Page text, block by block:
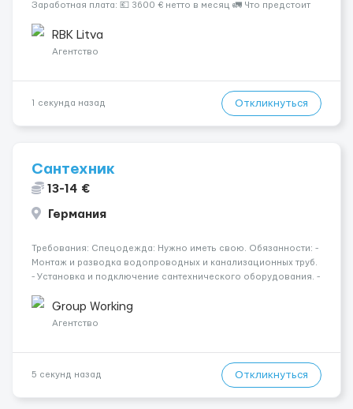
Заработная плата: 💶 3600 € нетто в месяц 🚛 Что предстоит
рефрижераторах. В среднем 400–500 км в день. Погрузки и
разгрузки ...
RBK Litva
Агентство
1 секунда назад Откликнуться
Сантехник
13-14 €
Германия
Требования: Спецодежда: Нужно иметь свою. Обязанности: -
Монтаж и разводка водопроводных и канализационных труб.
- Установка и подключение сантехнического оборудования. -
систем. - Установка унитазов, раковин, смесителей и другой
санте...
Group Working
Агентство
5 секунд назад Откликнуться